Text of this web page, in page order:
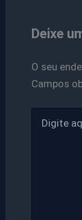
Deixe
O seu
Campos
aqui...